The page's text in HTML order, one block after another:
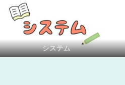
システム